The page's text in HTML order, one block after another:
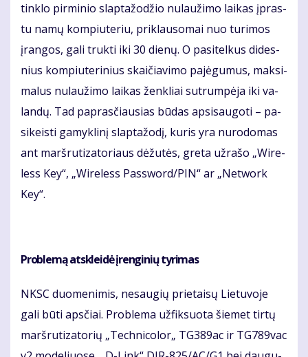
tin­klo pir­mi­nio slap­ta­žo­džio nu­lau­ži­mo lai­kas įpras­
tu na­mų kom­piu­te­riu, pri­klau­so­mai nuo tu­ri­mos
įran­gos, ga­li truk­ti iki 30 die­nų. O pa­si­tel­kus di­des­
nius kom­piu­te­ri­nius skai­čia­vi­mo pa­jė­gu­mus, mak­si­
ma­lus nu­lau­ži­mo lai­kas žen­kliai su­trum­pė­ja iki va­
lan­dų. Tad pa­pras­čiau­sias bū­das ap­si­sau­go­ti – pa­
si­keis­ti ga­myk­li­nį slap­ta­žo­dį, ku­ris yra nu­ro­do­mas
ant marš­ru­ti­za­to­riaus dė­žu­tės, gre­ta už­ra­šo „Wi­re­
less Key“, „Wi­re­less Pas­sword/PIN“ ar „Net­work
Key“.
Pro­ble­mą at­sklei­dė įren­gi­nių ty­ri­mas
NKSC duo­me­ni­mis, ne­sau­gių prie­tai­sų Lie­tu­vo­je
ga­li bū­ti aps­čiai. Pro­ble­ma už­fik­suo­ta šie­met tir­tų
marš­ru­ti­za­to­rių „Tech­ni­co­lor„ TG389ac ir TG789vac